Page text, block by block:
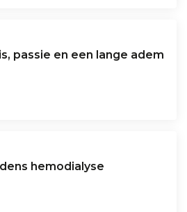
passie en een lange adem
hemodialyse